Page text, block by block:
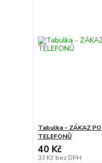
Tabulka - ZÁKAZ
TELEFONŮ
40 Kč
33 Kč bez DPH